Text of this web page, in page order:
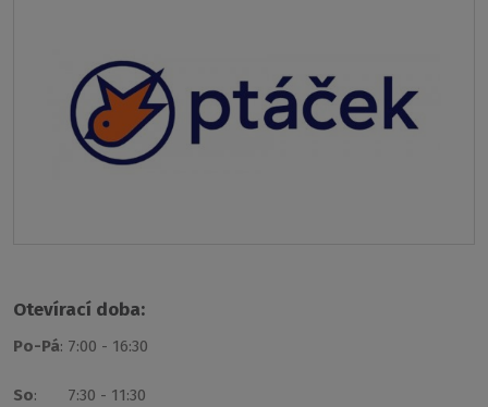
Otevírací doba:
Po-Pá: 7:00 - 16:30
So: 7:30 - 11:30